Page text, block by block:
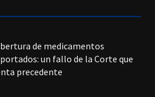
de medicamentos
un fallo de la Corte que
precedente